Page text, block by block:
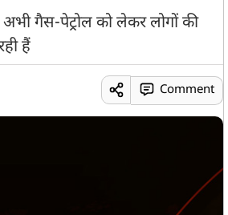
गैस-पेट्रोल को लेकर लोगों की
हैं
Comment